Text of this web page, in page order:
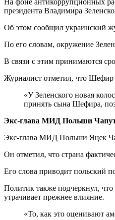
На фоне антикоррупционных
президента Владимира
Об этом сообщил украинский
По его словам, окружение
В связи с этим принимаются
Журналист отметил, что Шефир
«У Зеленского новая
принять сына Шефира,
Экс-глава МИД Польши
Экс-глава МИД Польши Яцек
Он отметил, что страна
Его слова приводит польский
Политик также подчеркнул,
утрачивает прежнее влияние.
«То, как это оценивают